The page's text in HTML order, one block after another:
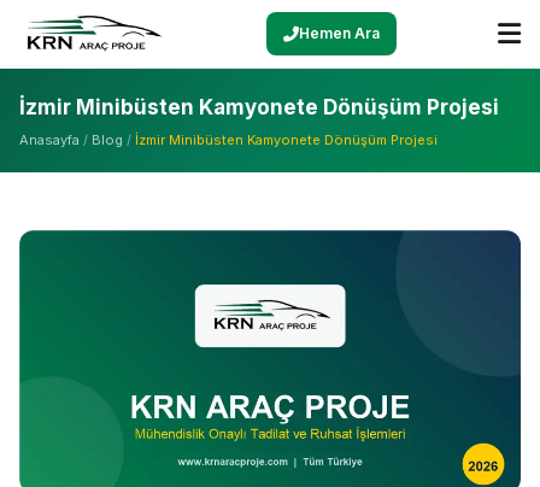
Hemen Ara
İzmir Minibüsten Kamyonete Dönüşüm Projesi
Anasayfa / Blog / İzmir Minibüsten Kamyonete Dönüşüm Projesi